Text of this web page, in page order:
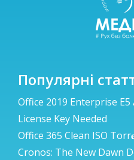
Популярні
Office 2019 Enterprise E5
License Key Needed
Office 365 Clean ISO
Cronos: The New Dawn